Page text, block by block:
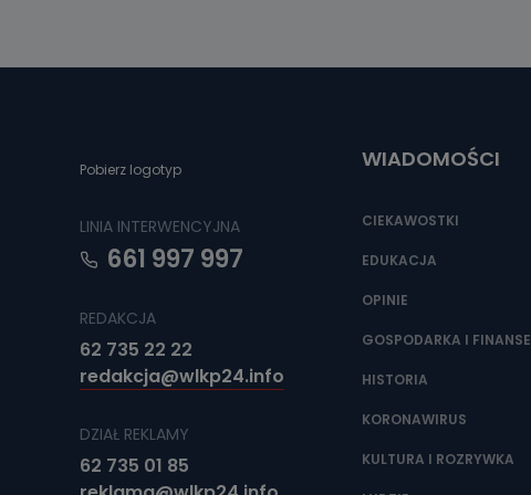
Pobierz logotyp
LINIA INTERWENCYJNA
661 997 997
REDAKCJA
62 735 22 22
redakcja@wlkp24.info
DZIAŁ REKLAMY
62 735 01 85
WIADOMOŚCI
CIEKAWOSTKI
EDUKACJA
OPINIE
GOSPODARKA I FINANSE
HISTORIA
KORONAWIRUS
KULTURA I ROZRYWKA